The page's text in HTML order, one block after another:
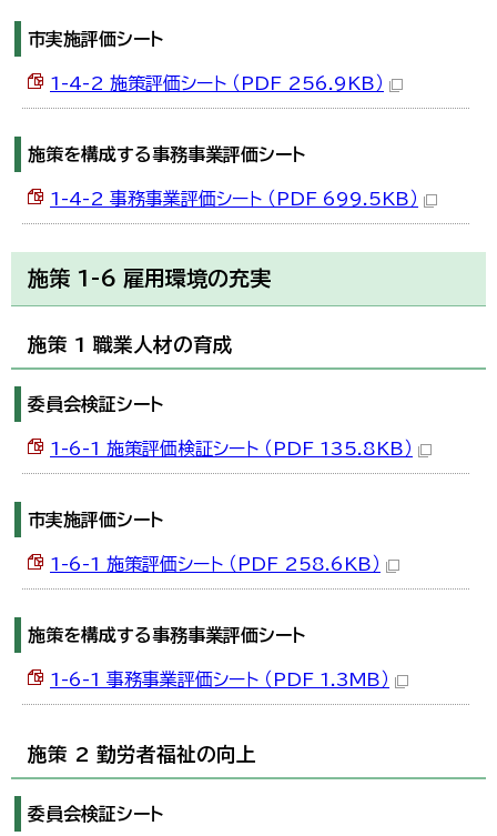
市実施評価シート
1-4-2 施策評価シート （PDF 256.9KB）
施策を構成する事務事業評価シート
1-4-2 事務事業評価シート （PDF 699.5KB）
施策 1-6 雇用環境の充実
施策 1 職業人材の育成
委員会検証シート
1-6-1 施策評価検証シート （PDF 135.8KB）
市実施評価シート
1-6-1 施策評価シート （PDF 258.6KB）
施策を構成する事務事業評価シート
1-6-1 事務事業評価シート （PDF 1.3MB）
施策 2 勤労者福祉の向上
委員会検証シート